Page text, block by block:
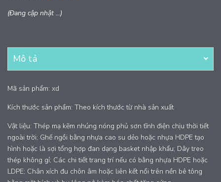
(Đang cập nhật ...)
Mô tả
Mã sản phẩm: xd
Kích thước sản phẩm: Theo kích thước từ nhà sản xuất
Vật liệu: Thép mạ kẽm nhúng nóng phủ sơn tĩnh điện chịu thời tiết
ngoài trời; Ghế ngồi bằng nhựa cao su dẻo hoặc nhựa HDPE tạo
hình hoặc là sợi tổng hợp đan dạng basket nhập khẩu; Dây treo
thép không gỉ; Các chi tiết trang trí nếu có bằng nhựa HDPE hoặc
LDPE; Chân xích đu chôn âm hoặc liên kết nổi trên nền bê tông